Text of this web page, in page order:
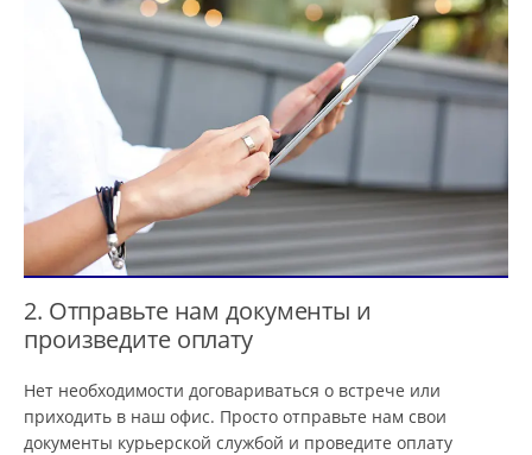
2. Отправьте нам документы и
произведите оплату
Нет необходимости договариваться о встрече или
приходить в наш офис. Просто отправьте нам свои
документы курьерской службой и проведите оплату